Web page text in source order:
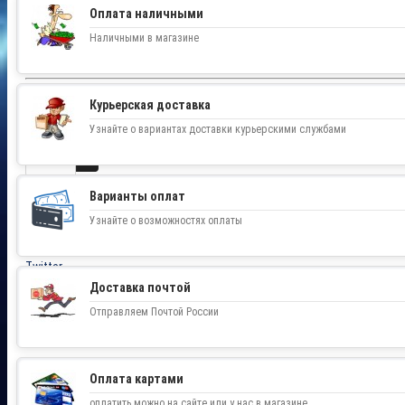
33 000.00 р.
Без НДС: 33 000.00 р.
Доступность: На складе
Twitter
Вконтакте
Одноклассники
Оплата наличными
Наличными в магазине
Курьерская доставка
Узнайте о вариантах доставки курьерскими службами
Варианты оплат
Узнайте о возможностях оплаты
Доставка почтой
Отправляем Почтой России
Оплата картами